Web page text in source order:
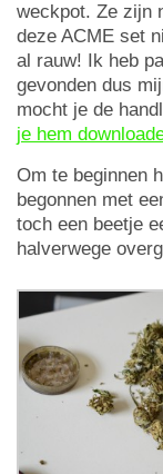
weckpot. Ze zijn
deze ACME set
al rauw! Ik heb
gevonden dus
mocht je de
je hem
Om te beginnen
begonnen met
toch een beetje
halverwege